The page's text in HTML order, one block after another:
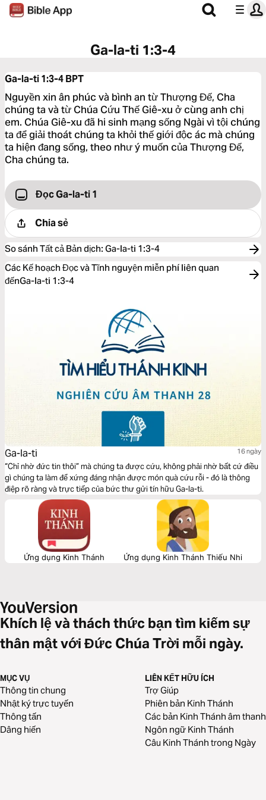
Ga-la-ti 1:3-4
Ga-la-ti 1:3-4BPT
Nguyền xin ân phúc và bình an từ Thượng Đế, Cha
chúng ta và từ Chúa Cứu Thế Giê-xu ở cùng anh chị
em. Chúa Giê-xu đã hi sinh mạng sống Ngài vì tội chúng
ta để giải thoát chúng ta khỏi thế giới độc ác mà chúng
ta hiện đang sống, theo như ý muốn của Thượng Đế,
Cha chúng ta.
Đọc Ga-la-ti 1
Chia sẻ
So sánh Tất cả Bản dịch: Ga-la-ti 1:3-4
Các Kế hoạch Đọc và Tĩnh nguyện miễn phí liên quan
đếnGa-la-ti 1:3-4
Ga-la-ti 16 ngày
“Chỉ nhờ đức tin thôi” mà chúng ta được cứu, không phải nhờ bất cứ điều
gì chúng ta làm để xứng đáng nhận được món quà cứu rỗi - đó là thông
điệp rõ ràng và trực tiếp của bức thư gửi tín hữu Ga-la-ti.
Ứng dụng Kinh Thánh Ứng dụng Kinh Thánh Thiếu Nhi
Khích lệ và thách thức bạn tìm kiếm sự
thân mật với Đức Chúa Trời mỗi ngày.
MỤC VỤ
Thông tin chung
Nhật ký trực tuyến
Thông tấn
Dâng hiến
LIÊN KẾT HỮU ÍCH
Trợ Giúp
Phiên bản Kinh Thánh
Các bản Kinh Thánh âm thanh
Ngôn ngữ Kinh Thánh
Câu Kinh Thánh trong Ngày